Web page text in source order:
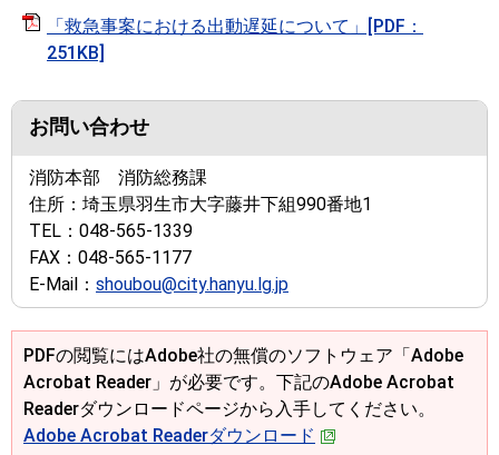
「救急事案における出動遅延について」[PDF：
251KB]
お問い合わせ
消防本部 消防総務課
住所： 埼玉県羽生市大字藤井下組990番地1
TEL： 048-565-1339
FAX： 048-565-1177
E-Mail： shoubou@city.hanyu.lg.jp
PDFの閲覧にはAdobe社の無償のソフトウェア「Adobe
Acrobat Reader」が必要です。下記のAdobe Acrobat
Readerダウンロードページから入手してください。
Adobe Acrobat Readerダウンロード